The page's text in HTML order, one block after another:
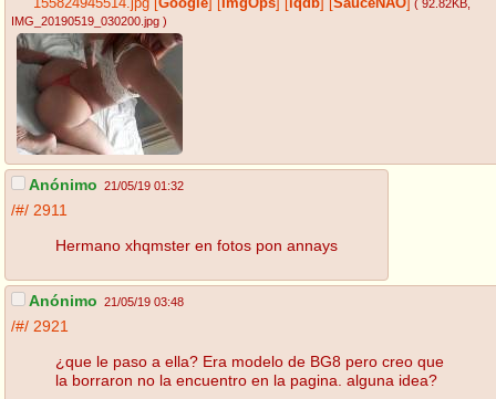
( 92.82KB
IMG_20190519_030200.jpg )
Anónimo 21/05/19 01:32
/#/ 2911
Hermano xhqmster en fotos pon annays
Anónimo 21/05/19 03:48
/#/ 2921
¿que le paso a ella? Era modelo de BG8 pero creo que
la borraron no la encuentro en la pagina. alguna idea?